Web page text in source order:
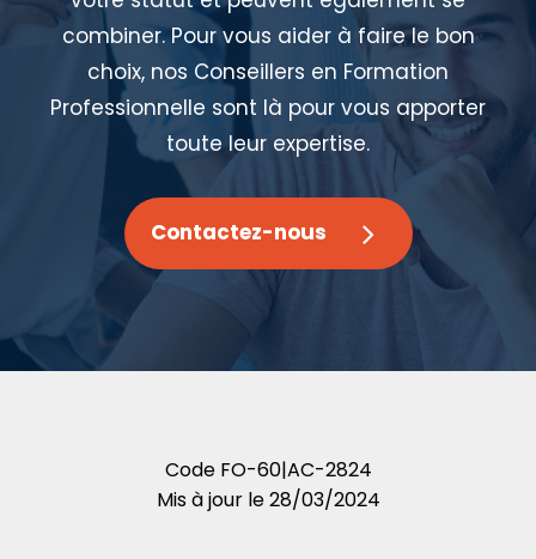
combiner. Pour vous aider à faire le bon
choix, nos Conseillers en Formation
Professionnelle sont là pour vous apporter
toute leur expertise.
Contactez-nous
Code FO-60|AC-2824
Mis à jour le28/03/2024